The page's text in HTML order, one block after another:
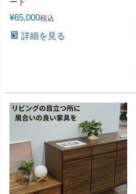
¥65,000税込
詳細を見る